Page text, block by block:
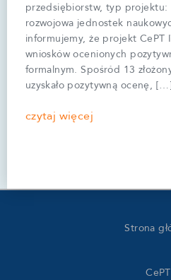
przedsiębiorstw, typ projektu:
rozwojowa jednostek
informujemy, że projekt CePT
wniosków ocenionych
formalnym. Spośród 13
uzyskało pozytywną ocenę,
czytaj więcej
Strona
CePT